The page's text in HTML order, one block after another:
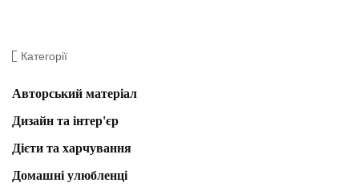
Категорії
Авторський матеріал
Дизайн та інтер'єр
Дієти та харчування
Домашні улюбленці